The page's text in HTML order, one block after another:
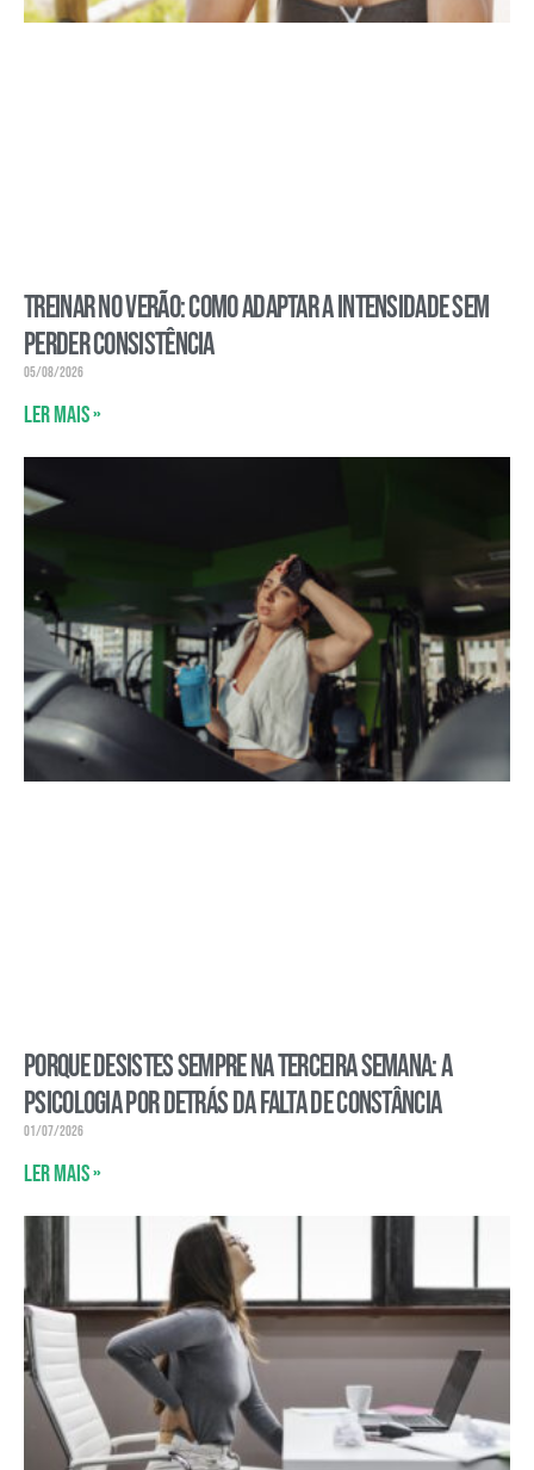
Treinar no verão: como adaptar a intensidade sem
perder consistência
05/08/2026
Ler mais »
Porque desistes sempre na terceira semana: a
psicologia por detrás da falta de constância
01/07/2026
Ler mais »